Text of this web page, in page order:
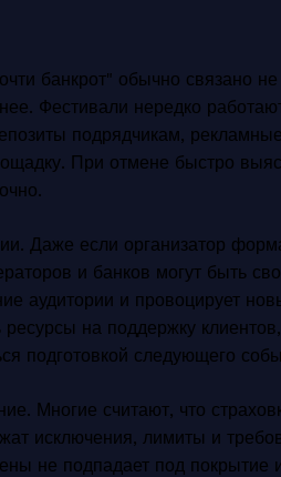
банкрот" обычно связано
Фестивали нередко
подрядчикам,
При отмене быстро
Даже если организатор
и банков могут быть
аудитории и провоцирует
на поддержку
подготовкой следующего
Многие считают, что
исключения, лимиты и
не подпадает под покрытие